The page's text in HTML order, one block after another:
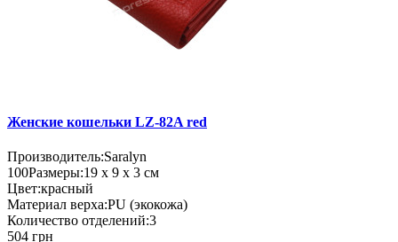
Женские кошельки LZ-82A red
Производитель:Saralyn
100Размеры:19 х 9 х 3 см
Цвет:красный
Материал верха:PU (экокожа)
Количество отделений:3
504 грн